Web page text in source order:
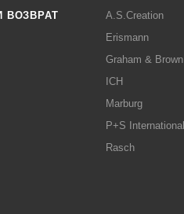
ВОЗВРАТ
A.S.Creation
Erismann
Graham & Brown
ICH
Marburg
P+S International
Rasch